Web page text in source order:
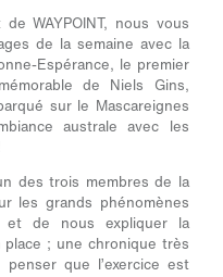
WAYPOINT, nous vous
de la semaine avec la
Espérance, le premier
de Niels Gins,
sur le Mascareignes
australe avec les
des trois membres de la
les grands phénomènes
et de nous expliquer la
; une chronique très
que l’exercice est